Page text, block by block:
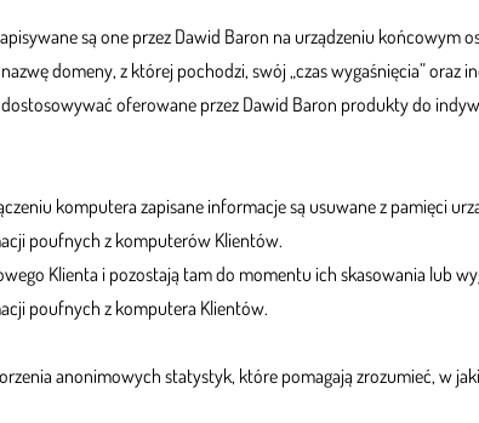
są one przez Dawid Baron na urządzeniu końcowym
domeny, z której pochodzi, swój „czas wygaśnięcia”
oferowane przez Dawid Baron produkty do
komputera zapisane informacje są usuwane z pamięci
poufnych z komputerów Klientów.
Klienta i pozostają tam do momentu ich skasowania lub
poufnych z komputera Klientów.
anonimowych statystyk, które pomagają zrozumieć, w